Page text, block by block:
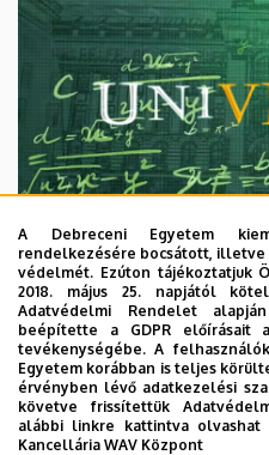
2026. augusztus 7.
Univerzum: A
titkos receptjei
KUTATÁS TUDOMÁNY
A Debreceni Egyetem
rendelkezésére bocsátott,
védelmét. Ezúton tájékoztatjuk
2018. május 25. napjától
Adatvédelmi Rendelet
beépítette a GDPR előírásait
tevékenységébe. A
Egyetem korábban is teljes
érvényben lévő adatkezelési
követve frissítettük
alábbi linkre kattintva
Kancellária WAV Központ